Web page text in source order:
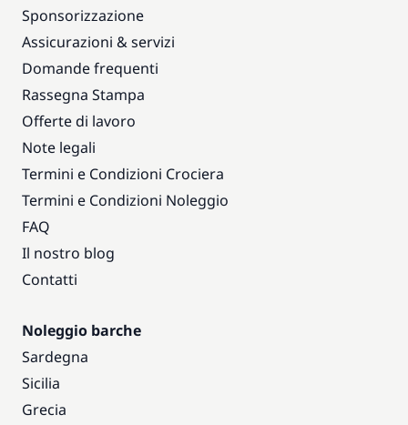
Sponsorizzazione
Assicurazioni & servizi
Domande frequenti
Rassegna Stampa
Offerte di lavoro
Note legali
Termini e Condizioni Crociera
Termini e Condizioni Noleggio
FAQ
Il nostro blog
Contatti
Noleggio barche
Sardegna
Sicilia
Grecia